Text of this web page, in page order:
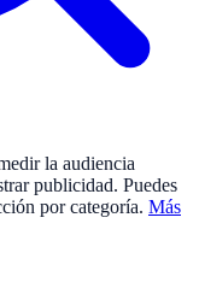
la audiencia
publicidad. Puedes
por categoría. Más